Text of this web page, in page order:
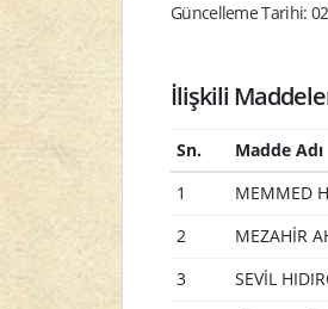
Güncelleme Tarihi:
İlişkili
Sn. Madde Adı
1
MEMMED
2 MEZAHİR
3 SEVİL